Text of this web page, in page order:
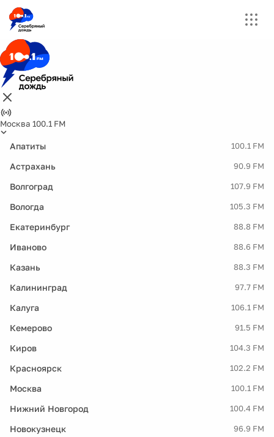
Москва 100.1 FM
Апатиты 100.1 FM
Астрахань 90.9 FM
Волгоград 107.9 FM
Вологда 105.3 FM
Екатеринбург 88.8 FM
Иваново 88.6 FM
Казань 88.3 FM
Калининград 97.7 FM
Калуга 106.1 FM
Кемерово 91.5 FM
Киров 104.3 FM
Красноярск 102.2 FM
Москва 100.1 FM
Нижний Новгород 100.4 FM
Новокузнецк 96.9 FM